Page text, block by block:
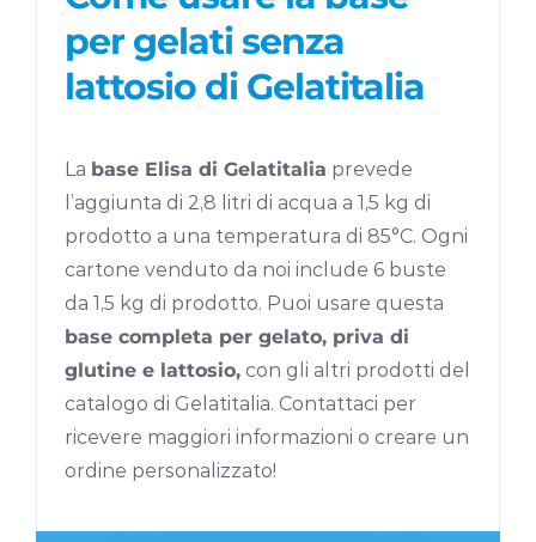
per gelati senza
lattosio di Gelatitalia
La base Elisa di Gelatitalia prevede
l’aggiunta di 2,8 litri di acqua a 1,5 kg di
prodotto a una temperatura di 85°C. Ogni
cartone venduto da noi include 6 buste
da 1,5 kg di prodotto. Puoi usare questa
base completa per gelato, priva di
glutine e lattosio, con gli altri prodotti del
catalogo di Gelatitalia. Contattaci per
ricevere maggiori informazioni o creare un
ordine personalizzato!